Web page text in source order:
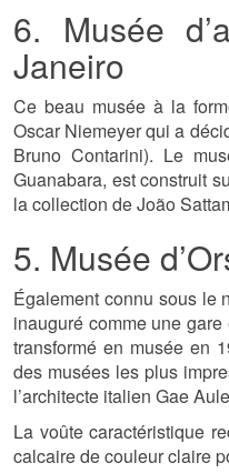
6. Musée
Janeiro
Ce beau musée à la
Oscar Niemeyer qui a
Bruno Contarini). Le
Guanabara, est construit
la collection de João
5. Musée
Également connu sous le
inauguré comme une
transformé en musée en
des musées les plus
l’architecte italien Gae
La voûte caractéristique
calcaire de couleur claire